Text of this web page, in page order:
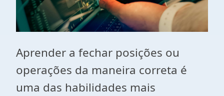
Aprender a fechar posições ou
operações da maneira correta é
uma das habilidades mais